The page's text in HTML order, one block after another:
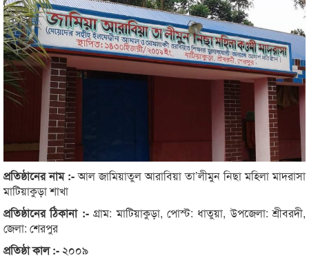
প্রতিষ্ঠানের নাম :-আল জামিয়াতুল আরাবিয়া তা’লীমুন নিছা মহিলা মাদরাসা
মাটিয়াকুড়া শাখা
প্রতিষ্ঠানের ঠিকানা :-গ্রাম: মাটিয়াকুড়া, পোস্ট: ধাতুয়া, উপজেলা: শ্রীবরদী,
জেলা: শেরপুর
প্রতিষ্ঠা কাল :- ২০০৯